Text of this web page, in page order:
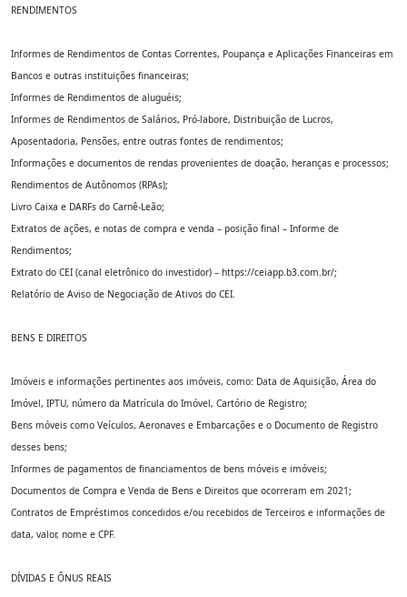
RENDIMENTOS
Informes de Rendimentos de Contas Correntes, Poupança e Aplicações Financeiras em
Bancos e outras instituições financeiras;
Informes de Rendimentos de aluguéis;
Informes de Rendimentos de Salários, Pró-labore, Distribuição de Lucros,
Aposentadoria, Pensões, entre outras fontes de rendimentos;
Informações e documentos de rendas provenientes de doação, heranças e processos;
Rendimentos de Autônomos (RPAs);
Livro Caixa e DARFs do Carnê-Leão;
Extratos de ações, e notas de compra e venda – posição final – Informe de
Rendimentos;
Extrato do CEI (canal eletrônico do investidor) – https://ceiapp.b3.com.br/;
Relatório de Aviso de Negociação de Ativos do CEI.
BENS E DIREITOS
Imóveis e informações pertinentes aos imóveis, como: Data de Aquisição, Área do
Imóvel, IPTU, número da Matrícula do Imóvel, Cartório de Registro;
Bens móveis como Veículos, Aeronaves e Embarcações e o Documento de Registro
desses bens;
Informes de pagamentos de financiamentos de bens móveis e imóveis;
Documentos de Compra e Venda de Bens e Direitos que ocorreram em 2021;
Contratos de Empréstimos concedidos e/ou recebidos de Terceiros e informações de
data, valor, nome e CPF.
DÍVIDAS E ÔNUS REAIS